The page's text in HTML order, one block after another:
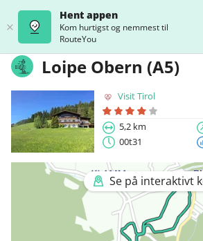
Hent appen
Kom hurtigst og nemmest til
RouteYou
Loipe Obern (A5)
Visit Tirol
5,2 km
00t31
Se på interaktivt